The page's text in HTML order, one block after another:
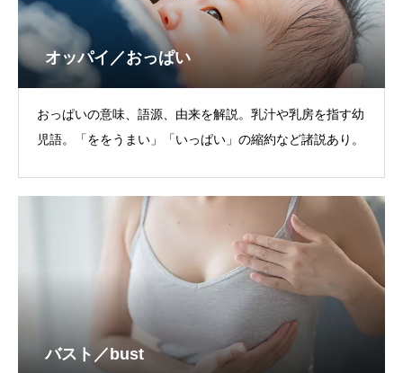
オッパイ／おっぱい
おっぱいの意味、語源、由来を解説。乳汁や乳房を指す幼
児語。「ををうまい」「いっぱい」の縮約など諸説あり。
バスト／bust